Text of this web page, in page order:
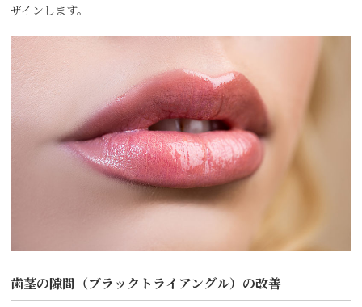
ザインします。
歯茎の隙間（ブラックトライアングル）の改善